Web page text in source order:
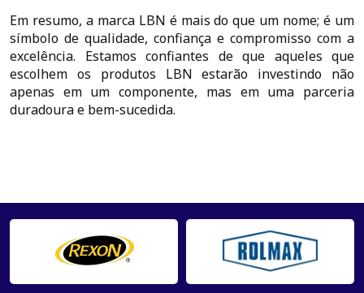
Em resumo, a marca LBN é mais do que um nome; é um
símbolo de qualidade, confiança e compromisso com a
excelência. Estamos confiantes de que aqueles que
escolhem os produtos LBN estarão investindo não
apenas em um componente, mas em uma parceria
duradoura e bem-sucedida.